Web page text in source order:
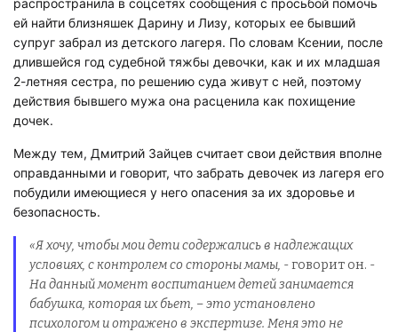
распространила в соцсетях сообщения с просьбой помочь
ей найти близняшек Дарину и Лизу, которых ее бывший
супруг забрал из детского лагеря. По словам Ксении, после
длившейся год судебной тяжбы девочки, как и их младшая
2-летняя сестра, по решению суда живут с ней, поэтому
действия бывшего мужа она расценила как похищение
дочек.
Между тем, Дмитрий Зайцев считает свои действия вполне
оправданными и говорит, что забрать девочек из лагеря его
побудили имеющиеся у него опасения за их здоровье и
безопасность.
«Я хочу, чтобы мои дети содержались в надлежащих
условиях, с контролем со стороны мамы, - говорит он. -
На данный момент воспитанием детей занимается
бабушка, которая их бьет, – это установлено
психологом и отражено в экспертизе. Меня это не